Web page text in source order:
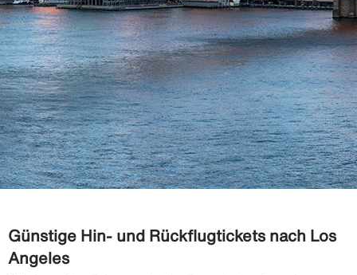
Günstige Hin- und Rückflugtickets nach Los
Angeles